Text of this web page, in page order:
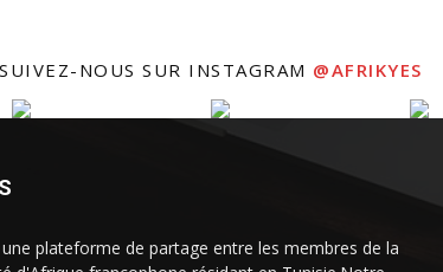
SUIVEZ-NOUS SUR INSTAGRAM @AFRIKYES
plateforme de partage entre les membres de la